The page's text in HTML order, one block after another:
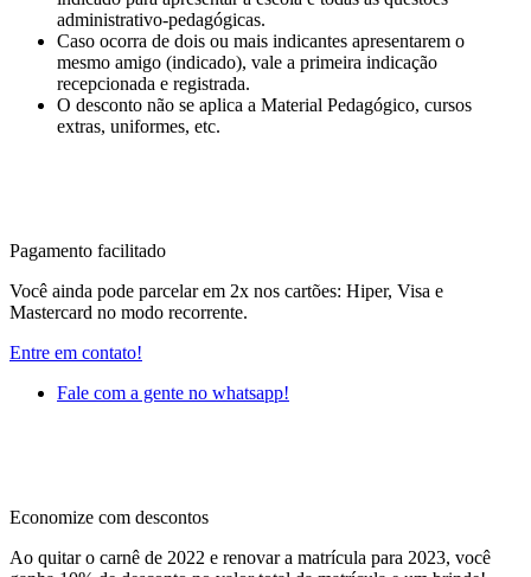
administrativo-pedagógicas.
Caso ocorra de dois ou mais indicantes apresentarem o
mesmo amigo (indicado), vale a primeira indicação
recepcionada e registrada.
O desconto não se aplica a Material Pedagógico, cursos
extras, uniformes, etc.
Pagamento facilitado
Você ainda pode parcelar em 2x nos cartões: Hiper, Visa e
Mastercard no modo recorrente.
Entre em contato!
Fale com a gente no whatsapp!
Economize com descontos
Ao quitar o carnê de 2022 e renovar a matrícula para 2023, você